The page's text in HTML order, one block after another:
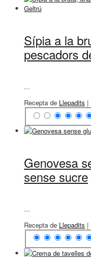
Sípia a la
pescadors
...
Recepta de Llepadits |
Genovesa
sense sucre
...
Recepta de Llepadits |